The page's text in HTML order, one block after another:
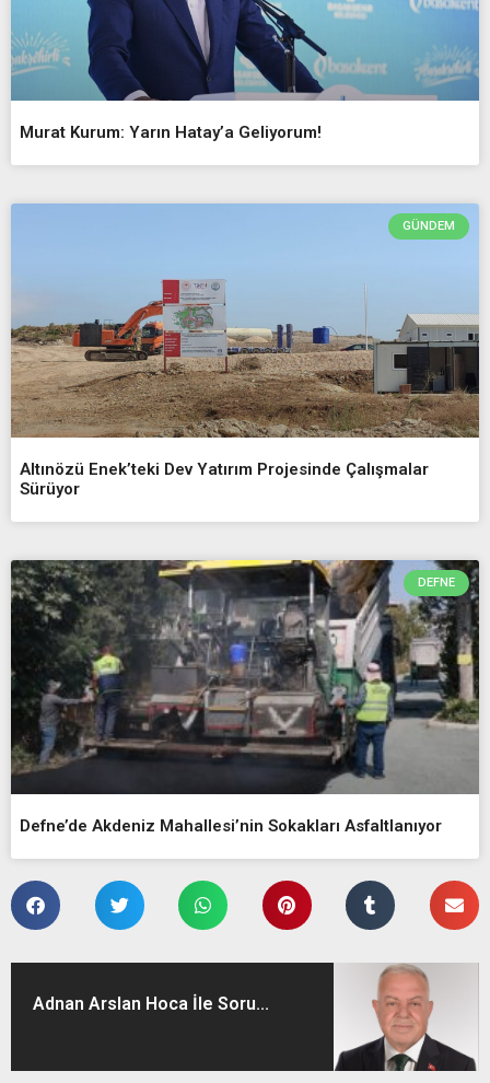
Murat Kurum: Yarın Hatay’a Geliyorum!
GÜNDEM
Altınözü Enek’teki Dev Yatırım Projesinde Çalışmalar
Sürüyor
DEFNE
Defne’de Akdeniz Mahallesi’nin Sokakları Asfaltlanıyor
Adnan Arslan Hoca İle Soru...